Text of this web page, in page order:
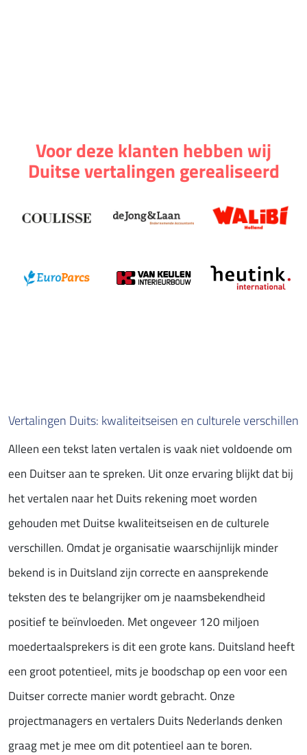
Voor deze klanten hebben wij
Duitse vertalingen gerealiseerd
Vertalingen Duits: kwaliteitseisen en culturele verschillen
Alleen een tekst laten vertalen is vaak niet voldoende om
een Duitser aan te spreken. Uit onze ervaring blijkt dat bij
het vertalen naar het Duits rekening moet worden
gehouden met Duitse kwaliteitseisen en de culturele
verschillen. Omdat je organisatie waarschijnlijk minder
bekend is in Duitsland zijn correcte en aansprekende
teksten des te belangrijker om je naamsbekendheid
positief te beïnvloeden. Met ongeveer 120 miljoen
moedertaalsprekers is dit een grote kans. Duitsland heeft
een groot potentieel, mits je boodschap op een voor een
Duitser correcte manier wordt gebracht. Onze
projectmanagers en vertalers Duits Nederlands denken
graag met je mee om dit potentieel aan te boren.